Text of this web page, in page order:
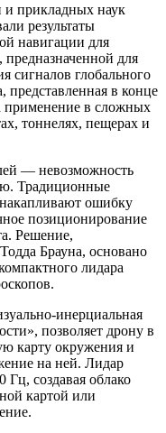
прикладных наук
результаты
навигации для
предназначенной для
сигналов глобального
представленная в конце
применение в сложных
тоннелях, пещерах и
— невозможность
Традиционные
ошибку
позиционирование
Решение,
Брауна, основано
лидара
инерциальная
позволяет дрону в
карту окружения и
на ней. Лидар
Гц, создавая облако
картой или